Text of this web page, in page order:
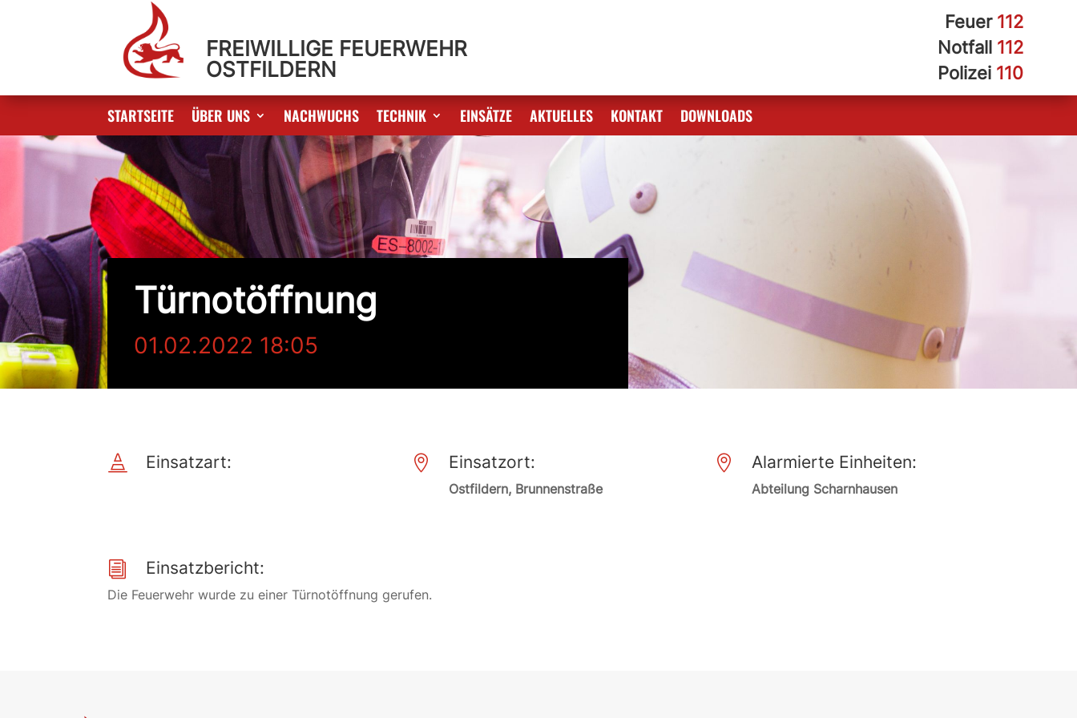
FREIWILLIGE FEUERWEHR
OSTFILDERN
Feuer 112
Notfall 112
Polizei 110
STARTSEITE ÜBER UNS NACHWUCHS TECHNIK EINSÄTZE AKTUELLES KONTAKT DOWNLOADS
Türnotöffnung
01.02.2022 18:05
 Einsatzart:  Einsatzort:
Ostfildern, Brunnenstraße
 Alarmierte Einheiten:
Abteilung Scharnhausen
i Einsatzbericht:
Die Feuerwehr wurde zu einer Türnotöffnung gerufen.